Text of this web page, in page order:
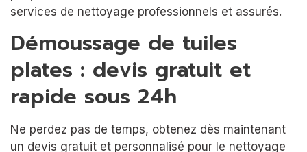
services de nettoyage professionnels et assurés.
Démoussage de tuiles
plates : devis gratuit et
rapide sous 24h
Ne perdez pas de temps, obtenez dès maintenant
un devis gratuit et personnalisé pour le nettoyage